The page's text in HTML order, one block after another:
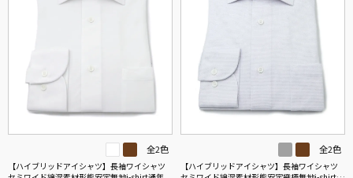
全2色
【ハイブリッドアイシャツ】長袖ワイシャツ
全2色
【ハイブリッドアイシャツ】長袖ワイシャツ